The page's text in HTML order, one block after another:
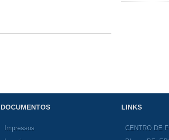
DOCUMENTOS
Impressos
LINKS
CENTRO DE